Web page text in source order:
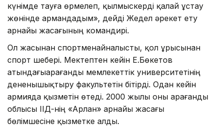
күнімде тауға өрмелеп, қылмыскерді қалай ұстау
жөнінде армандадым», дейді Жедел әрекет ету
арнайы жасағының командирі.
Ол жасынан спортменайналысты, қол ұрысынан
спорт шебері. Мектептен кейін Е.Бөкетов
атындағыҚарағанды мемлекеттік университетінің
дененышықтыру факультетін бітірді. Одан кейін
армияда қызметін өтеді. 2000 жылы оны Қарағанды
облысы ІІД-нің «Арлан» арнайы жасағы
бөлімшесіне қызметке алды.